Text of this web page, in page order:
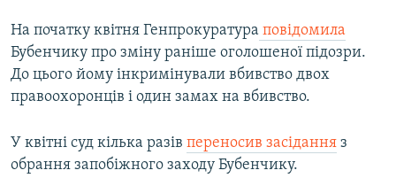
На початку квітня Генпрокуратура повідомила
Бубенчику про зміну раніше оголошеної підозри.
До цього йому інкримінували вбивство двох
правоохоронців і один замах на вбивство.
У квітні суд кілька разів переносив засідання з
обрання запобіжного заходу Бубенчику.